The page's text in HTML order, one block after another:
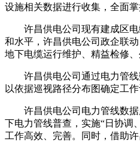
设施相关数据进行收集，全面
许昌供电公司现有建成区电
和水平，许昌供电公司政企联
地下电缆运行维护、精益检修
许昌供电公司通过电力管线
以依据巡视路径分布图确定工
许昌供电公司电力管线数据
下电力管线普查，实施“日协调
工作高效、完善。同时，借助